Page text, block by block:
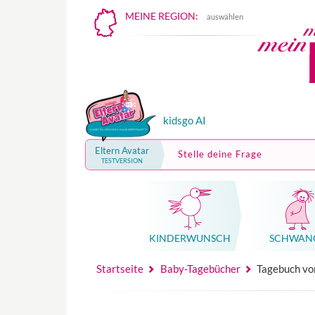
MEINE REGION: auswählen
kidsgo AI
Eltern Avatar
TESTVERSION
Stelle deine Frage
KINDER­WUNSCH
Startseite Baby-Tagebücher Tagebuch